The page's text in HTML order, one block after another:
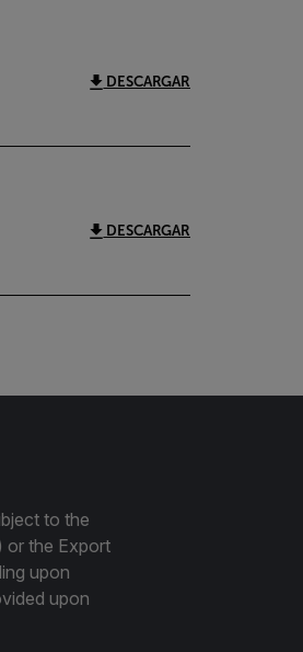
DESCARGAR
DESCARGAR
to the
or the Export
upon
upon